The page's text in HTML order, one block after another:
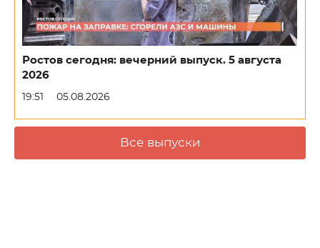
Ростов сегодня: вечерний выпуск. 5 августа
2026
19:51 05.08.2026
Все выпуски